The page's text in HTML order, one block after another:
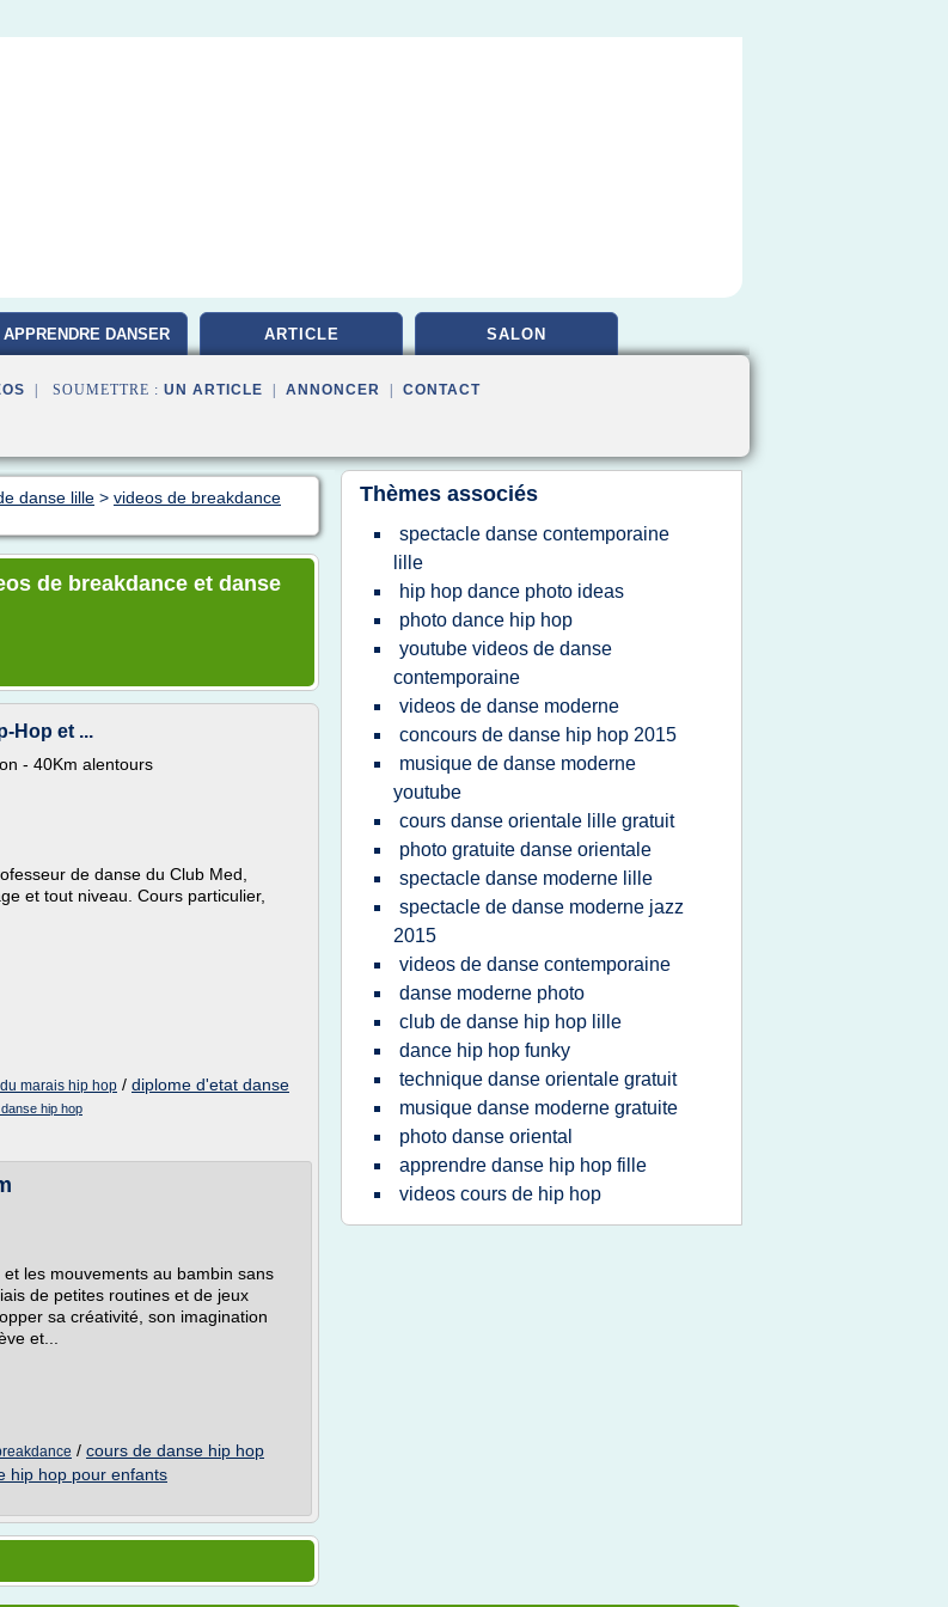
APPRENDRE DANSER ARTICLE SALON
| SOUMETTRE : UN ARTICLE ANNONCER CONTACT
danse lille > videos de breakdance
de breakdance et danse
Hop et ...
- 40Km alentours
de danse du Club Med,
et tout niveau. Cours particulier,
marais hip hop / diplome d'etat danse
hip hop
les mouvements au bambin sans
de petites routines et de jeux
sa créativité, son imagination
et...
/ cours de danse hip hop
hip hop pour enfants
Thèmes associés
spectacle danse contemporaine
lille
hip hop dance photo ideas
photo dance hip hop
youtube videos de danse
contemporaine
videos de danse moderne
concours de danse hip hop 2015
musique de danse moderne
youtube
cours danse orientale lille gratuit
photo gratuite danse orientale
spectacle danse moderne lille
spectacle de danse moderne jazz
2015
videos de danse contemporaine
danse moderne photo
club de danse hip hop lille
dance hip hop funky
technique danse orientale gratuit
musique danse moderne gratuite
photo danse oriental
apprendre danse hip hop fille
videos cours de hip hop